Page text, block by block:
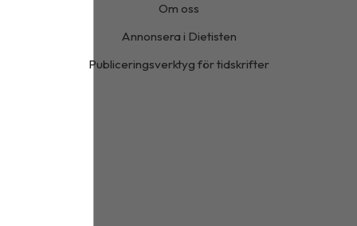
Om oss
Annonsera i Dietisten
Publiceringsverktyg för tidskrifter